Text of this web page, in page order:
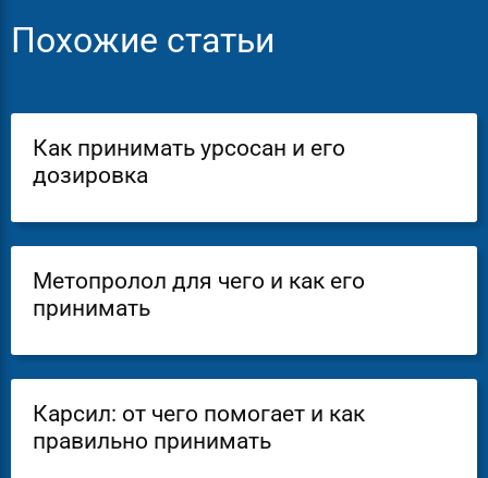
Похожие статьи
Как принимать урсосан и его
дозировка
Метопролол для чего и как его
принимать
Карсил: от чего помогает и как
правильно принимать